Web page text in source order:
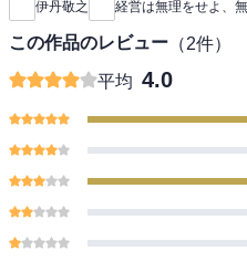
徹底的に解説する待望の書。
伊丹敬之 経営は無理をせよ、
この作品のレビュー （2件）
平均 4.0